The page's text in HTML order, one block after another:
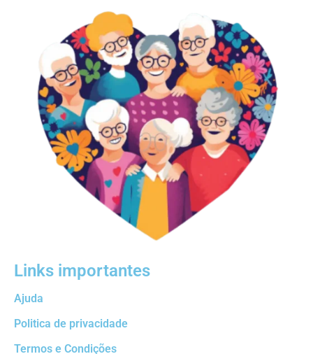
Links importantes
Ajuda
Politica de privacidade
Termos e Condições